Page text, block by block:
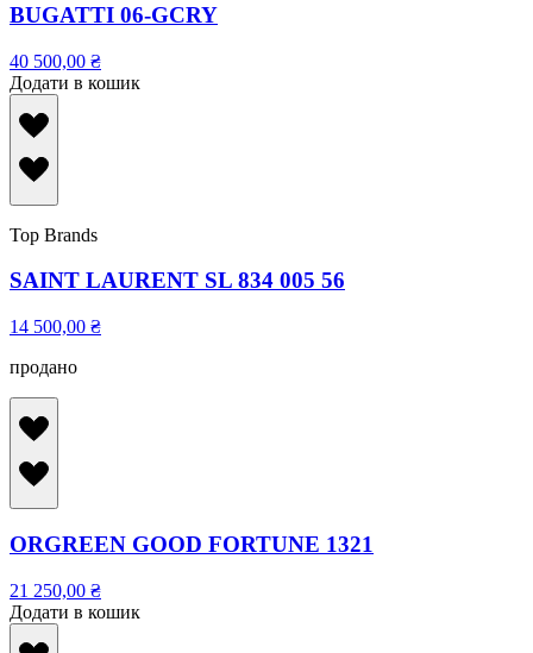
BUGATTI 06-GCRY
40 500,00 ₴
Додати в кошик
Top Brands
SAINT LAURENT SL 834 005 56
14 500,00 ₴
продано
ORGREEN GOOD FORTUNE 1321
21 250,00 ₴
Додати в кошик